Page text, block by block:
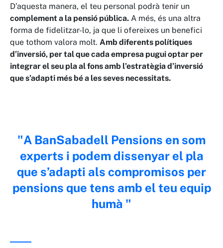
D’aquesta manera, el teu personal podrà tenir un
complement a la pensió pública. A més, és una altra
forma de fidelitzar-lo, ja que li ofereixes un benefici
que tothom valora molt. Amb diferents polítiques
d’inversió, per tal que cada empresa pugui optar per
integrar el seu pla al fons amb l’estratègia d’inversió
que s’adapti més bé a les seves necessitats.
A BanSabadell Pensions en som
experts i podem dissenyar el pla
que s’adapti als compromisos per
pensions que tens amb el teu equip
humà